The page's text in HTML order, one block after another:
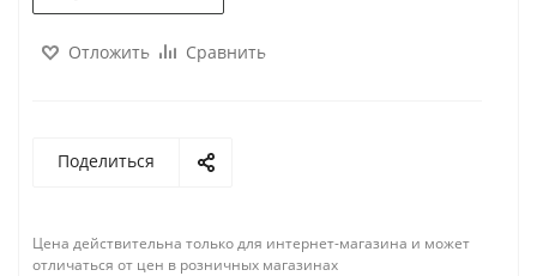
Отложить Сравнить
Поделиться
Цена действительна только для интернет-магазина и может
отличаться от цен в розничных магазинах